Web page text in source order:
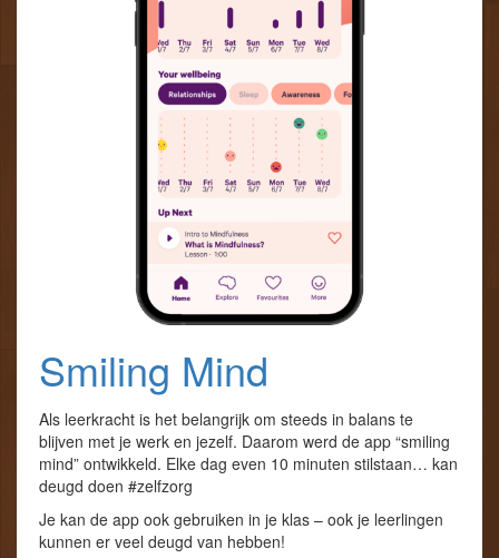
Smiling Mind
Als leerkracht is het belangrijk om steeds in balans te
blijven met je werk en jezelf. Daarom werd de app “smiling
mind” ontwikkeld. Elke dag even 10 minuten stilstaan… kan
deugd doen #zelfzorg
Je kan de app ook gebruiken in je klas – ook je leerlingen
kunnen er veel deugd van hebben!